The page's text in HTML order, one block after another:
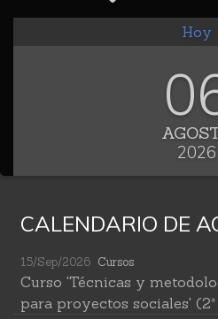
Hoy
2026
CALENDARIO DE
15/Sep/2026 Cursos
Curso 'Técnicas y
para proyectos sociales'